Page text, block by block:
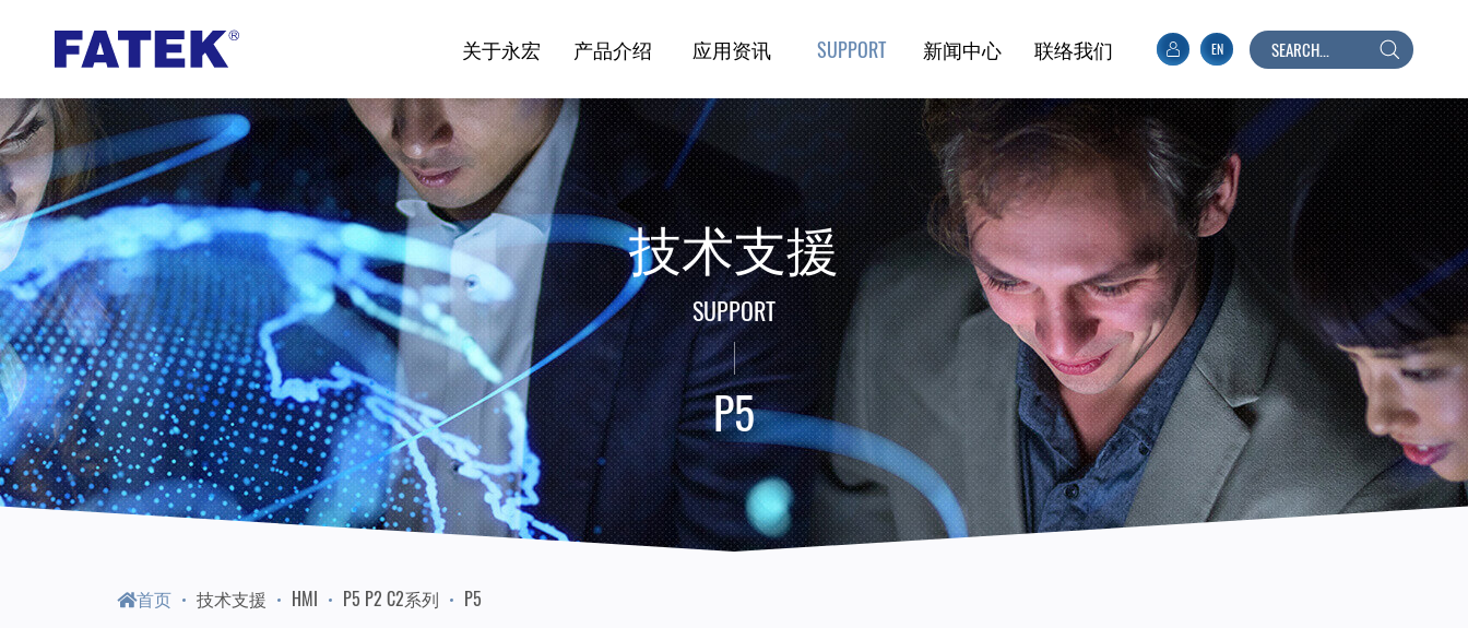
台
湾
FATEK
永
宏
PLC-
厦
门
关于永宏 产品介绍
应用资讯
新闻中心 联络我们 EN
搜
技术支援
SUPPORT
P5
首页 技术支援 HMI P5 P2 C2系列 P5